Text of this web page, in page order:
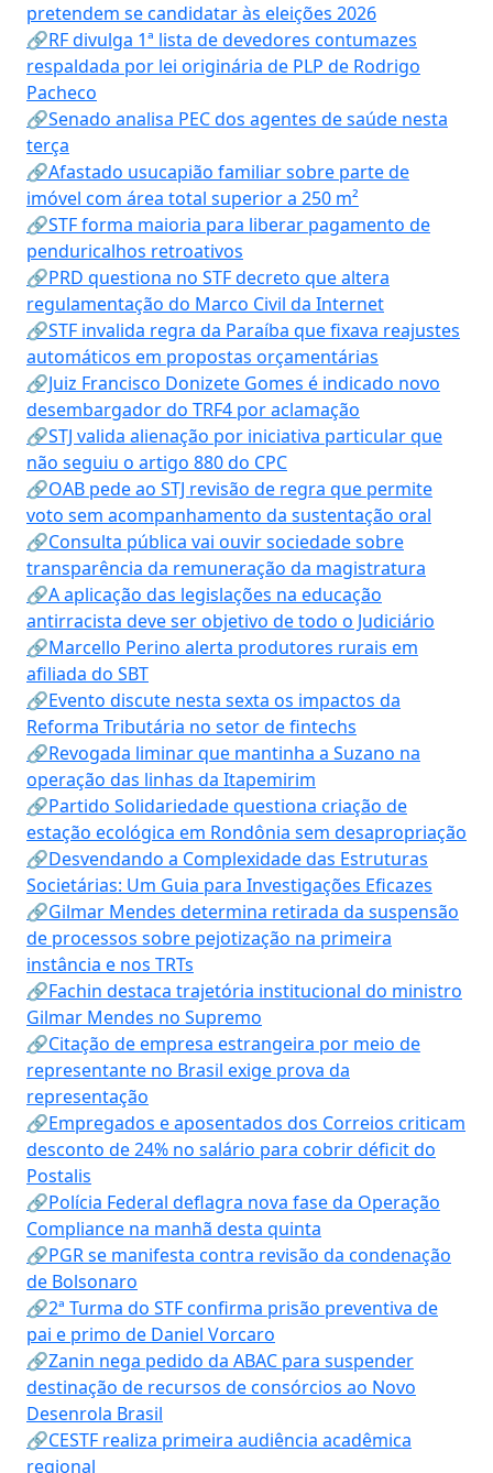
pretendem se candidatar às eleições 2026
🔗RF divulga 1ª lista de devedores contumazes
respaldada por lei originária de PLP de Rodrigo
Pacheco
🔗Senado analisa PEC dos agentes de saúde nesta
terça
🔗Afastado usucapião familiar sobre parte de
imóvel com área total superior a 250 m²
🔗STF forma maioria para liberar pagamento de
penduricalhos retroativos
🔗PRD questiona no STF decreto que altera
regulamentação do Marco Civil da Internet
🔗STF invalida regra da Paraíba que fixava reajustes
automáticos em propostas orçamentárias
🔗Juiz Francisco Donizete Gomes é indicado novo
desembargador do TRF4 por aclamação
🔗STJ valida alienação por iniciativa particular que
não seguiu o artigo 880 do CPC
🔗OAB pede ao STJ revisão de regra que permite
voto sem acompanhamento da sustentação oral
🔗Consulta pública vai ouvir sociedade sobre
transparência da remuneração da magistratura
🔗A aplicação das legislações na educação
antirracista deve ser objetivo de todo o Judiciário
🔗Marcello Perino alerta produtores rurais em
afiliada do SBT
🔗Evento discute nesta sexta os impactos da
Reforma Tributária no setor de fintechs
🔗Revogada liminar que mantinha a Suzano na
operação das linhas da Itapemirim
🔗Partido Solidariedade questiona criação de
estação ecológica em Rondônia sem desapropriação
🔗Desvendando a Complexidade das Estruturas
Societárias: Um Guia para Investigações Eficazes
🔗Gilmar Mendes determina retirada da suspensão
de processos sobre pejotização na primeira
instância e nos TRTs
🔗Fachin destaca trajetória institucional do ministro
Gilmar Mendes no Supremo
🔗Citação de empresa estrangeira por meio de
representante no Brasil exige prova da
representação
🔗Empregados e aposentados dos Correios criticam
desconto de 24% no salário para cobrir déficit do
Postalis
🔗Polícia Federal deflagra nova fase da Operação
Compliance na manhã desta quinta
🔗PGR se manifesta contra revisão da condenação
de Bolsonaro
🔗2ª Turma do STF confirma prisão preventiva de
pai e primo de Daniel Vorcaro
🔗Zanin nega pedido da ABAC para suspender
destinação de recursos de consórcios ao Novo
Desenrola Brasil
🔗CESTF realiza primeira audiência acadêmica
regional